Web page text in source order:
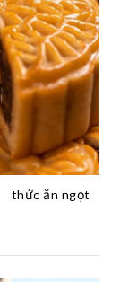
thức ăn ngọt